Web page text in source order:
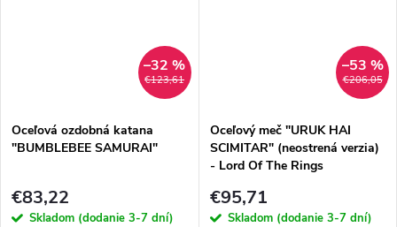
€123,61
–32 %
Oceľová ozdobná katana
"BUMBLEBEE SAMURAI"
€83,22
Skladom (dodanie 3-7 dní)
€206,05
–53 %
Oceľový meč "URUK HAI
SCIMITAR" (neostrená verzia)
- Lord Of The Rings
€95,71
Skladom (dodanie 3-7 dní)